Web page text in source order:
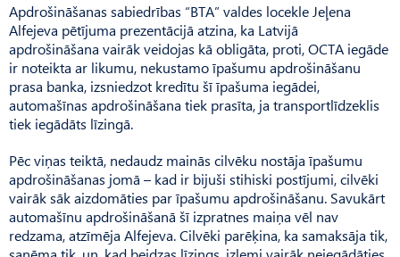
Apdrošināšanas sabiedrības “BTA” valdes locekle Jeļena
Alfejeva pētījuma prezentācijā atzina, ka Latvijā
apdrošināšana vairāk veidojas kā obligāta, proti, OCTA iegāde
ir noteikta ar likumu, nekustamo īpašumu apdrošināšanu
prasa banka, izsniedzot kredītu šī īpašuma iegādei,
automašīnas apdrošināšana tiek prasīta, ja transportlīdzeklis
tiek iegādāts līzingā.
Pēc viņas teiktā, nedaudz mainās cilvēku nostāja īpašumu
apdrošināšanas jomā – kad ir bijuši stihiski postījumi, cilvēki
vairāk sāk aizdomāties par īpašumu apdrošināšanu. Savukārt
automašīnu apdrošināšanā šī izpratnes maiņa vēl nav
redzama, atzīmēja Alfejeva. Cilvēki parēķina, ka samaksāja tik,